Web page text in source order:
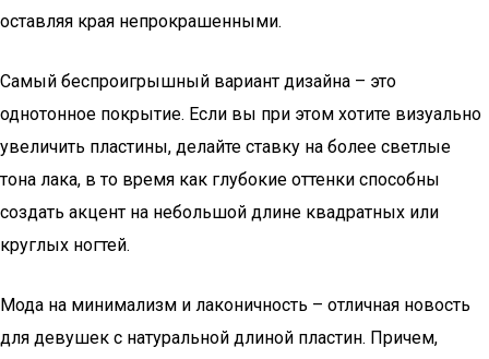
оставляя края непрокрашенными.
Самый беспроигрышный вариант дизайна – это
однотонное покрытие. Если вы при этом хотите визуально
увеличить пластины, делайте ставку на более светлые
тона лака, в то время как глубокие оттенки способны
создать акцент на небольшой длине квадратных или
круглых ногтей.
Мода на минимализм и лаконичность – отличная новость
для девушек с натуральной длиной пластин. Причем,